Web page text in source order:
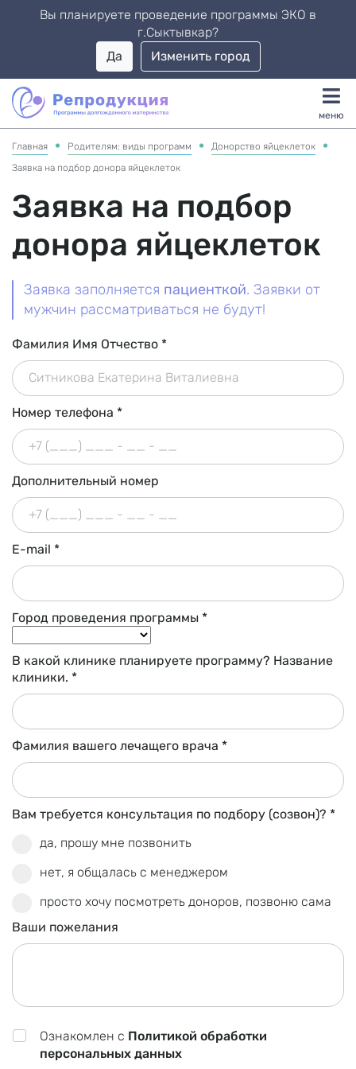
Вы планируете проведение программы ЭКО в
г.Сыктывкар?
Да
Изменить город
меню
Главная Родителям: виды программ
Донорство яйцеклеток
Заявка на подбор донора яйцеклеток
Заявка на подбор
донора яйцеклеток
Заявка заполняется пациенткой. Заявки от
мужчин рассматриваться не будут!
Фамилия Имя Отчество *
Номер телефона *
Дополнительный номер
E-mail *
Город проведения программы *
В какой клинике планируете программу? Название
клиники. *
Фамилия вашего лечащего врача *
Вам требуется консультация по подбору (созвон)? *
да, прошу мне позвонить
нет, я общалась с менеджером
просто хочу посмотреть доноров, позвоню сама
Ваши пожелания
Ознакомлен с Политикой обработки
персональных данных
Каталог доноров
Родителям
Заявка на подбор донора
Родителям: Суррогатное материнство
Заявка на подбор сурмамы
Донорам яйцеклеток
О программе
Оплата
Частые вопросы
Заполнить анкету
Суррогатным мамам
О программе
Оплата
Частые вопросы
Заполнить анкету
Преимущества
Контакты